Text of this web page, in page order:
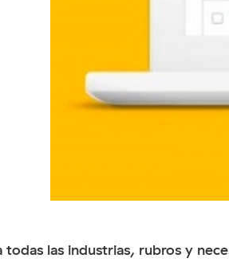
las industrias, rubros y